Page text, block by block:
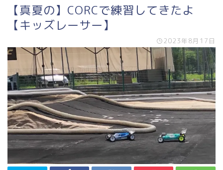
【真夏の】CORCで練習してきたよ
【キッズレーサー】
2023年8月17日